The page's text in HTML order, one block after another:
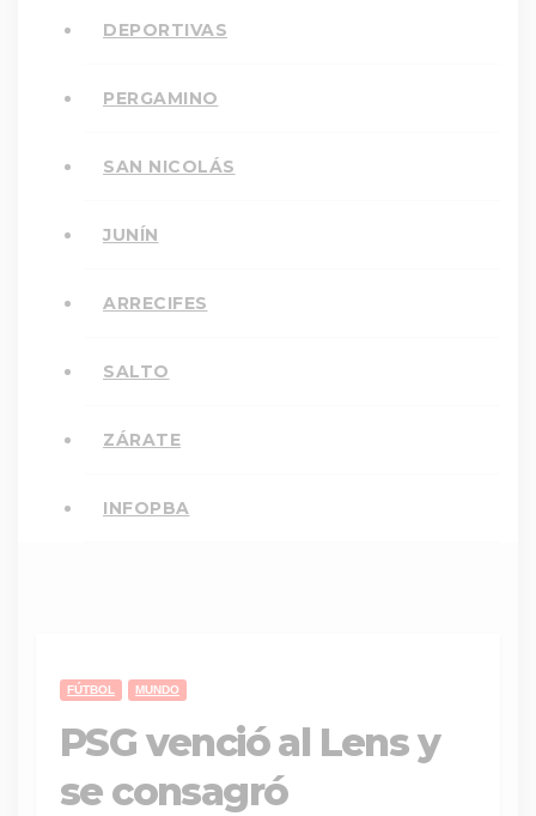
DEPORTIVAS
PERGAMINO
SAN NICOLÁS
JUNÍN
ARRECIFES
SALTO
ZÁRATE
INFOPBA
FÚTBOL MUNDO
PSG venció al Lens y
se consagró